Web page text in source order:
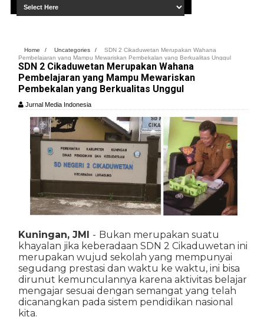
Home / Uncategories /
SDN 2 Cikaduwetan Merupakan Wahana
Pembelajaran yang Mampu Mewariskan Pembekalan yang Berkualitas Unggul
SDN 2 Cikaduwetan Merupakan Wahana
Pembelajaran yang Mampu Mewariskan
Pembekalan yang Berkualitas Unggul
Jurnal Media Indonesia
Kuningan, JMI - Bukan merupakan suatu
khayalan jika keberadaan SDN 2 Cikaduwetan ini
merupakan wujud sekolah yang mempunyai
segudang prestasi dan waktu ke waktu, ini bisa
dirunut kemunculannya karena aktivitas belajar
mengajar sesuai dengan semangat yang telah
dicanangkan pada sistem pendidikan nasional
kita.